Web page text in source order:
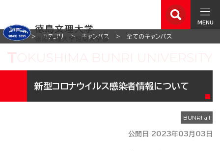
MENU
ホーム カテゴリ キャンパス 全てのキャンパス
新型コロナウイルス感染者情報について
公開日 2023年03月03日